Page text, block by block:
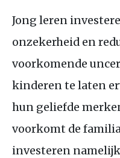
Jong leren
onzekerheid en
voorkomende
kinderen te laten
hun geliefde
voorkomt de
investeren